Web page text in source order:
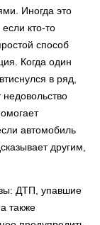
Иногда это
кто-то
способ
Когда один
в ряд,
автомобиль
другим,
ДТП, упавшие
также